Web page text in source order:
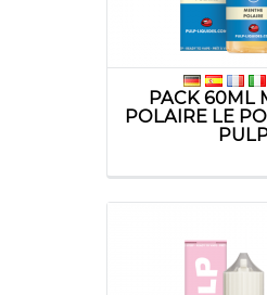
PACK 60ML
POLAIRE LE